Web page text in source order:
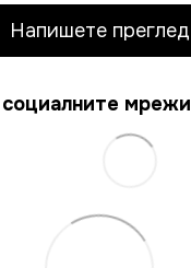
Напишете преглед
мрежи